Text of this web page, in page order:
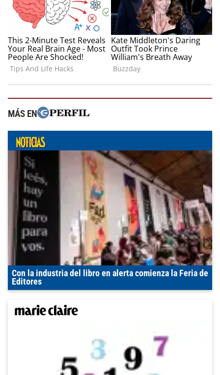
MÁS EN
Con la industria del libro en alerta comienza la Feria de
Editores